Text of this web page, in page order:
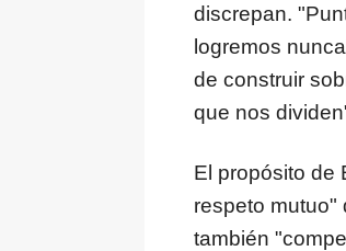
discrepan.
logremos
de construir
que nos
El propósito de
respeto mutuo"
también